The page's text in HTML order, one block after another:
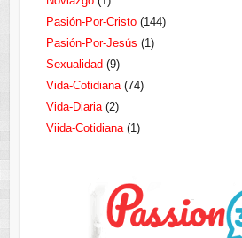
Pasión-Por-Cristo(144)
Pasión-Por-Jesús (1)
Sexualidad (9)
Vida-Cotidiana(74)
Vida-Diaria(2)
Viida-Cotidiana(1)